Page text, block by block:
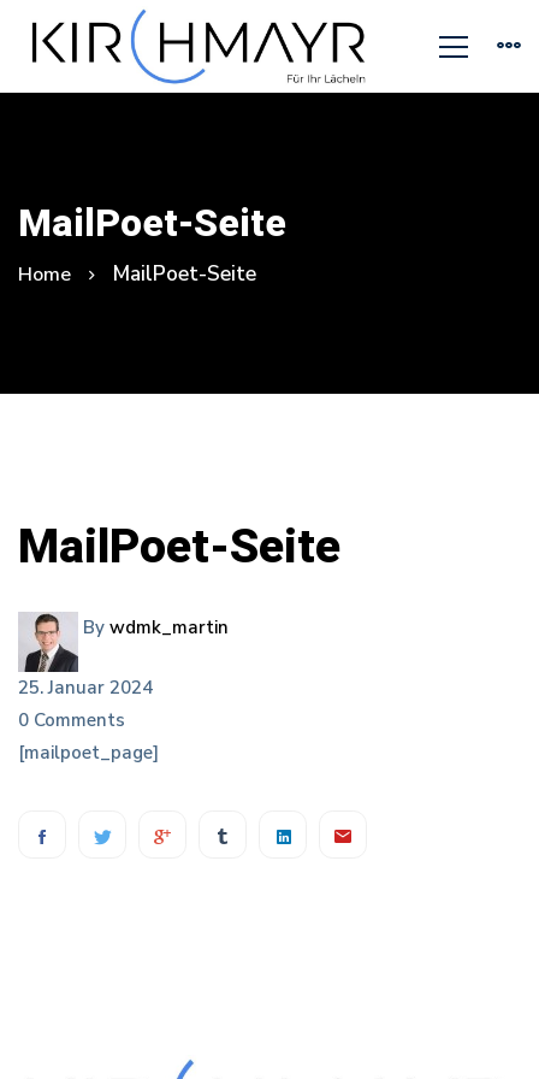
MailPoet-Seite
Home MailPoet-Seite
MailPoet-
Seite
MailPoet-Seite
By wdmk_martin
25. Januar 2024
0 Comments
[mailpoet_page]